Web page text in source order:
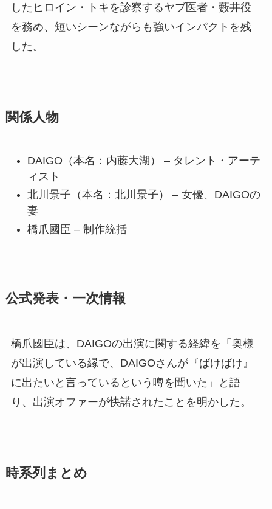
したヒロイン・トキを診察するヤブ医者・藪井役
を務め、短いシーンながらも強いインパクトを残
した。
関係人物
DAIGO（本名：内藤大湖） – タレント・アーテ
ィスト
北川景子（本名：北川景子） – 女優、DAIGOの
妻
橋爪國臣 – 制作統括
公式発表・一次情報
橋爪國臣は、DAIGOの出演に関する経緯を「奥様
が出演している縁で、DAIGOさんが『ばけばけ』
に出たいと言っているという噂を聞いた」と語
り、出演オファーが快諾されたことを明かした。
時系列まとめ